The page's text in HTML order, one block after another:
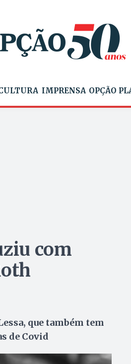
IMPRENSA OPÇÃO
com
que também tem
de Covid